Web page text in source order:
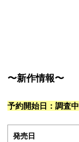
〜新作情報〜
予約開始日：調査中
発売日